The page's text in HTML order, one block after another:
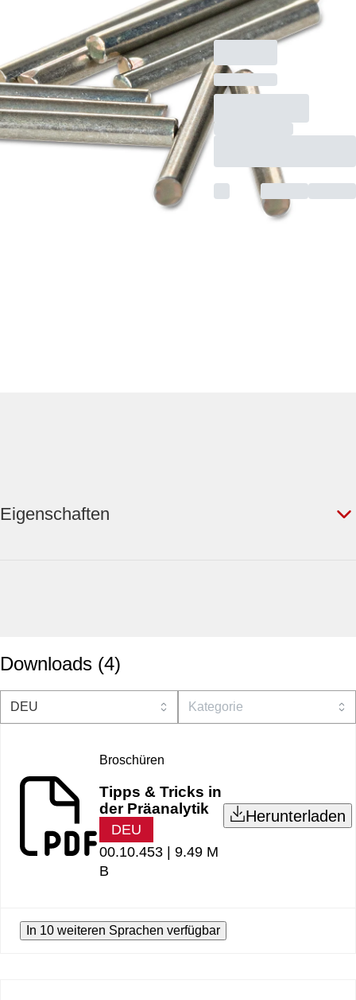
Monovette®, 250
Stück/Dose
Eigenschaften
Downloads (4)
Broschüren
Tipps & Tricks in
der Präanalytik
DEU
00.10.453 | 9.49 M
B
Herunterladen
In 10 weiteren Sprachen verfügbar